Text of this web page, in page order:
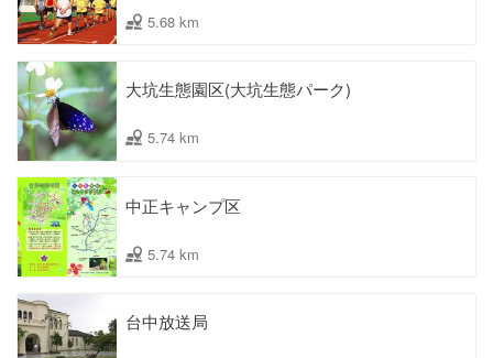
5.68 km
大坑生態園区(大坑生態パーク)
5.74 km
中正キャンプ区
5.74 km
台中放送局